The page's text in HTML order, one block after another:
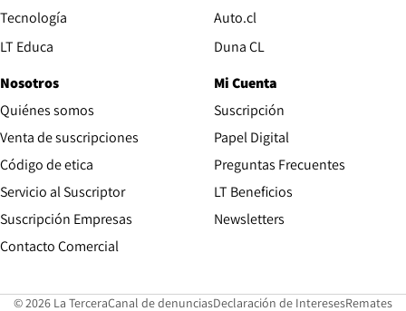
Tecnología
LT Educa
Auto.cl
Duna CL
Nosotros
Quiénes somos
Venta de suscripciones
Código de etica Opens in new window
Servicio al Suscriptor
Suscripción Empresas
Contacto Comercial
Mi Cuenta
Suscripción
Papel Digital
Preguntas Frecuentes
LT Beneficios
Newsletters
© 2026 La TerceraCanal de denunciasOpens in new window
Declaración de InteresesOpens in
Remates